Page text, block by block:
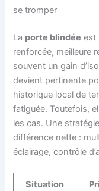
se tromper
La porte blindée est
renforcée, meilleure
souvent un gain
devient pertinente
historique local de
fatiguée. Toutefois,
les cas. Une
différence nette :
éclairage, contrôle
Situation